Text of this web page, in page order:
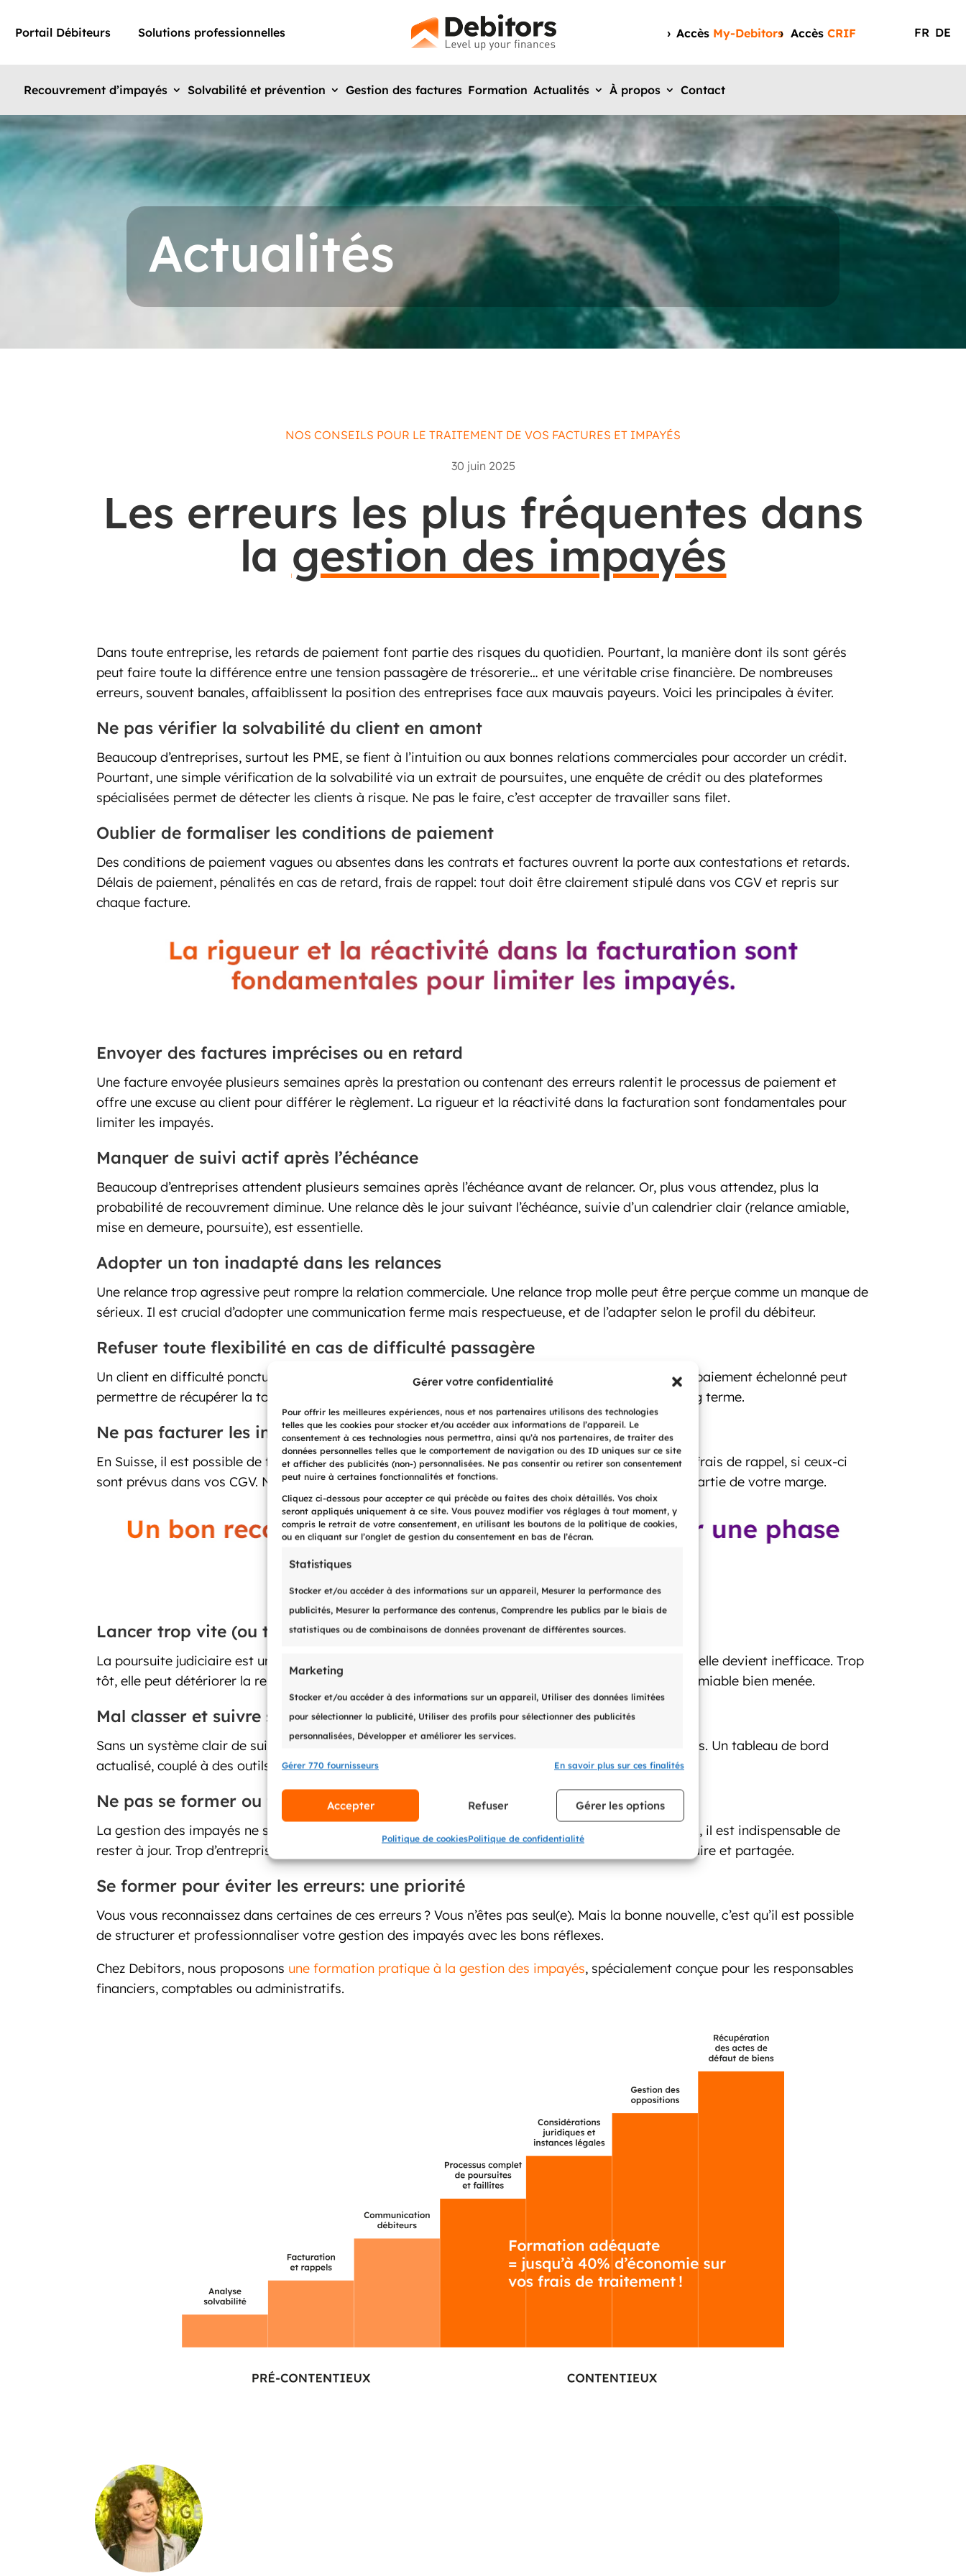
Gérer votre confidentialité
Pour offrir les meilleures expériences, nous et nos partenaires utilisons des technologies
telles que les cookies pour stocker et/ou accéder aux informations de l’appareil. Le
consentement à ces technologies nous permettra, ainsi qu’à nos partenaires, de traiter des
données personnelles telles que le comportement de navigation ou des ID uniques sur ce site
et afficher des publicités (non-) personnalisées. Ne pas consentir ou retirer son consentement
peut nuire à certaines fonctionnalités et fonctions.
Cliquez ci-dessous pour accepter ce qui précède ou faites des choix détaillés. Vos choix
seront appliqués uniquement à ce site. Vous pouvez modifier vos réglages à tout moment, y
compris le retrait de votre consentement, en utilisant les boutons de la politique de cookies,
ou en cliquant sur l’onglet de gestion du consentement en bas de l’écran.
Statistiques
Stocker et/ou accéder à des informations sur un appareil, Mesurer la performance des
publicités, Mesurer la performance des contenus, Comprendre les publics par le biais de
statistiques ou de combinaisons de données provenant de différentes sources.
Marketing
Stocker et/ou accéder à des informations sur un appareil, Utiliser des données limitées
pour sélectionner la publicité, Utiliser des profils pour sélectionner des publicités
personnalisées, Développer et améliorer les services.
Identifier les appareils en fonction des informations transmises
automatiquement.
Gérer 770 fournisseurs En savoir plus sur ces finalités
Accepter Refuser Gérer les options
Politique de cookiesPolitique de confidentialité
Portail Débiteurs Solutions professionnelles AccèsMy-DebitorsAccèsCRIF FR DE
Recouvrement d’impayés Solvabilité et prévention Gestion des factures Formation Actualités À propos Contact
Actualités
NOS CONSEILS POUR LE TRAITEMENT DE VOS FACTURES ET IMPAYÉS
30 juin 2025
Les erreurs les plus fréquentes dans
la gestion des impayés
Dans toute entreprise, les retards de paiement font partie des risques du quotidien. Pourtant, la manière dont ils sont gérés
peut faire toute la différence entre une tension passagère de trésorerie… et une véritable crise financière. De nombreuses
erreurs, souvent banales, affaiblissent la position des entreprises face aux mauvais payeurs. Voici les principales à éviter.
Ne pas vérifier la solvabilité du client en amont
Beaucoup d’entreprises, surtout les PME, se fient à l’intuition ou aux bonnes relations commerciales pour accorder un crédit.
Pourtant, une simple vérification de la solvabilité via un extrait de poursuites, une enquête de crédit ou des plateformes
spécialisées permet de détecter les clients à risque. Ne pas le faire, c’est accepter de travailler sans filet.
Oublier de formaliser les conditions de paiement
Des conditions de paiement vagues ou absentes dans les contrats et factures ouvrent la porte aux contestations et retards.
Délais de paiement, pénalités en cas de retard, frais de rappel: tout doit être clairement stipulé dans vos CGV et repris sur
chaque facture.
Envoyer des factures imprécises ou en retard
Une facture envoyée plusieurs semaines après la prestation ou contenant des erreurs ralentit le processus de paiement et
offre une excuse au client pour différer le règlement. La rigueur et la réactivité dans la facturation sont fondamentales pour
limiter les impayés.
Manquer de suivi actif après l’échéance
Beaucoup d’entreprises attendent plusieurs semaines après l’échéance avant de relancer. Or, plus vous attendez, plus la
probabilité de recouvrement diminue. Une relance dès le jour suivant l’échéance, suivie d’un calendrier clair (relance amiable,
mise en demeure, poursuite), est essentielle.
Adopter un ton inadapté dans les relances
Une relance trop agressive peut rompre la relation commerciale. Une relance trop molle peut être perçue comme un manque de
sérieux. Il est crucial d’adopter une communication ferme mais respectueuse, et de l’adapter selon le profil du débiteur.
Refuser toute flexibilité en cas de difficulté passagère
Un client en difficulté ponctuelle n’est pas nécessairement un mauvais payeur. Proposer un plan de paiement échelonné peut
permettre de récupérer la totalité de la créance tout en maintenant une relation commerciale à long terme.
Ne pas facturer les intérêts et frais prévus
En Suisse, il est possible de facturer des intérêts moratoires (en général 5 % dès l’échéance) et des frais de rappel, si ceux-ci
sont prévus dans vos CGV. Ne pas les appliquer revient à renoncer à un levier dissuasif… et à une partie de votre marge.
Lancer trop vite (ou trop tard) une procédure judiciaire
La poursuite judiciaire est un outil puissant, mais qui doit être utilisé avec discernement. Trop tard, elle devient inefficace. Trop
tôt, elle peut détériorer la relation client. Un bon recouvrement commence toujours par une phase amiable bien menée.
Mal classer et suivre ses créances en interne
Sans un système clair de suivi des créances en cours, relancer devient difficile et les oublis fréquents. Un tableau de bord
actualisé, couplé à des outils de relance automatisée, permet de garder le contrôle.
Ne pas se former ou former ses équipes
La gestion des impayés ne s’improvise pas. Entre le droit, la psychologie client et les outils digitaux, il est indispensable de
rester à jour. Trop d’entreprises perdent du temps, de l’argent et des clients faute d’une méthode claire et partagée.
Se former pour éviter les erreurs: une priorité
Vous vous reconnaissez dans certaines de ces erreurs ? Vous n’êtes pas seul(e). Mais la bonne nouvelle, c’est qu’il est possible
de structurer et professionnaliser votre gestion des impayés avec les bons réflexes.
Chez Debitors, nous proposons une formation pratique à la gestion des impayés, spécialement conçue pour les responsables
financiers, comptables ou administratifs.